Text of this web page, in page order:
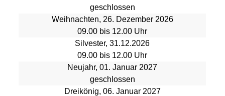
geschlossen
Weihnachten, 26. Dezember 2026
09.00 bis 12.00 Uhr
Silvester, 31.12.2026
09.00 bis 12.00 Uhr
Neujahr, 01. Januar 2027
geschlossen
Dreikönig, 06. Januar 2027